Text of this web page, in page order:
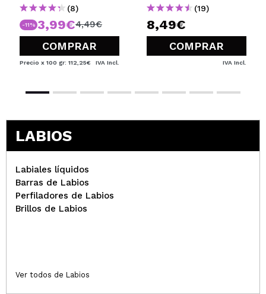
(8)
-11% 3,99€4,49€
COMPRAR
Precio x 100 gr: 112,25€ IVA Incl.
(19)
8,49€
COMPRAR
IVA Incl.
LABIOS
Labiales líquidos
Barras de Labios
Perfiladores de Labios
Brillos de Labios
Ver todos de Labios